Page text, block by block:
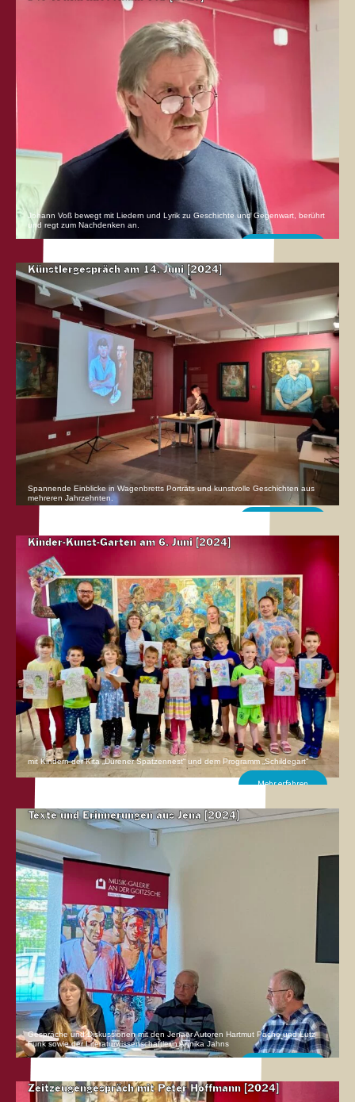
Johann Voß bewegt mit Liedern und Lyrik zu Geschichte und Gegenwart, berührt
und regt zum Nachdenken an.
Künstlergespräch am 14. Juni [2024]
Spannende Einblicke in Wagenbretts Porträts und kunstvolle Geschichten aus
mehreren Jahrzehnten.
Kinder-Kunst-Garten am 6. Juni [2024]
mit Kindern der Kita „Dürener Spatzennest“ und dem Programm „Schildegart"
Mehr erfahren
Texte und Erinnerungen aus Jena [2024]
Gespräche und Diskussionen mit den Jenaer Autoren Hartmut Pache und Lutz
Funk sowie der Literaturwissenschaftlerin Annika Jahns
Zeitzeugengespräch mit Peter Hoffmann [2024]